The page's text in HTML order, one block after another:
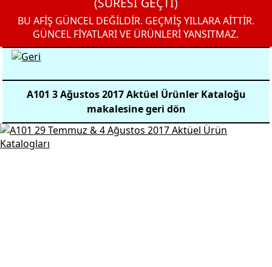
BU AFİŞ GÜNCEL DEĞİLDİR. GEÇMİŞ YILLARA AİTTİR.
GÜNCEL FİYATLARI VE ÜRÜNLERİ YANSITMAZ.
A101 3 Ağustos 2017 Aktüel Ürünler Kataloğu
makalesine geri dön